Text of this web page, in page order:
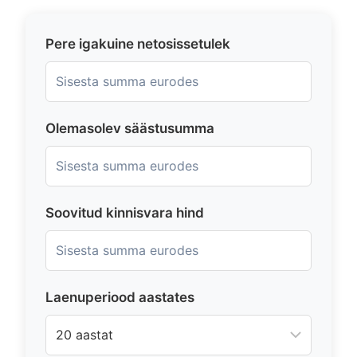
Pere igakuine netosissetulek
Olemasolev säästusumma
Soovitud kinnisvara hind
Laenuperiood aastates